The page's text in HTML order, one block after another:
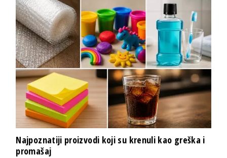
Najpoznatiji proizvodi koji su krenuli kao greška i
promašaj